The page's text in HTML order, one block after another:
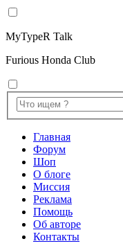
MyTypeR Talk
Furious Honda Club
Главная
Форум
Шоп
О блоге
Миссия
Реклама
Помощь
Об авторе
Контакты